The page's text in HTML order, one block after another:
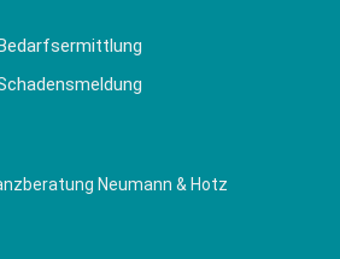
Neumann & Hotz